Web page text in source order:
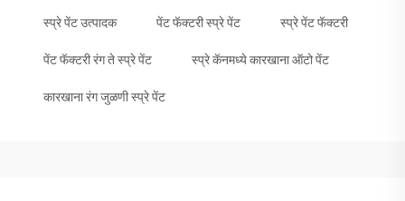
स्प्रे पेंट उत्पादक पेंट फॅक्टरी स्प्रे पेंट स्प्रे पेंट फॅक्टरी
पेंट फॅक्टरी रंग ते स्प्रे पेंट स्प्रे कॅनमध्ये कारखाना ऑटो पेंट
कारखाना रंग जुळणी स्प्रे पेंट